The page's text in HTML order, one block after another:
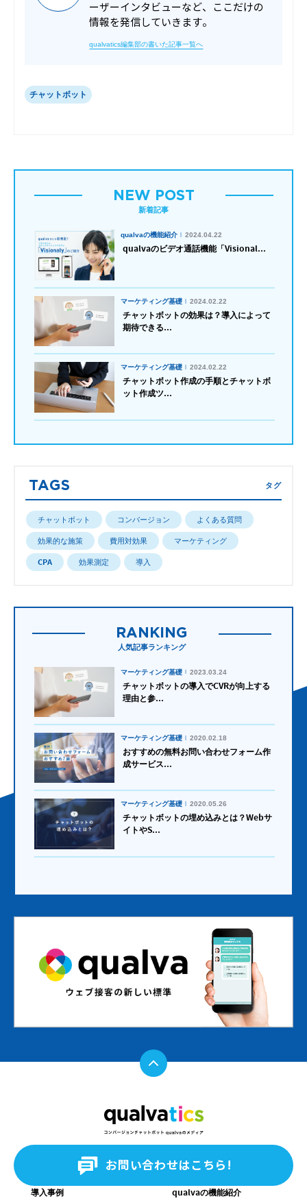
ーザーインタビューなど、ここだけの
情報を発信していきます。
qualvatics編集部の書いた記事一覧へ
チャットボット
NEW POST
新着記事
qualvaの機能紹介 2024.04.22
qualvaのビデオ通話機能「Visional...
マーケティング基礎 2024.02.22
チャットボットの効果は？導入によって
期待できる...
マーケティング基礎 2024.02.22
チャットボット作成の手順とチャットボ
ット作成ツ...
TAGS タグ
チャットボット コンバージョン よくある質問
効果的な施策 費用対効果 マーケティング
CPA 効果測定 導入
RANKING
人気記事ランキング
マーケティング基礎 2023.03.24
チャットボットの導入でCVRが向上する
理由と参...
マーケティング基礎 2020.02.18
おすすめの無料お問い合わせフォーム作
成サービス...
マーケティング基礎 2020.05.26
チャットボットの埋め込みとは？Webサ
イトやS...
すべての記事
導入事例 qualvaの機能紹介
お問い合わせはこちら!